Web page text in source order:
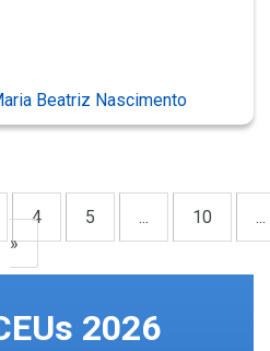
Beatriz Nascimento
4 5 ... 10
...
»
2026